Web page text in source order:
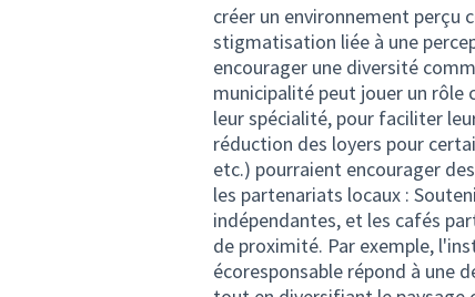
créer un environnement perçu
stigmatisation liée à une
encourager une diversité
municipalité peut jouer un rôle
leur spécialité, pour faciliter
réduction des loyers pour
etc.) pourraient encourager
les partenariats locaux :
indépendantes, et les cafés
de proximité. Par exemple,
écoresponsable répond à une